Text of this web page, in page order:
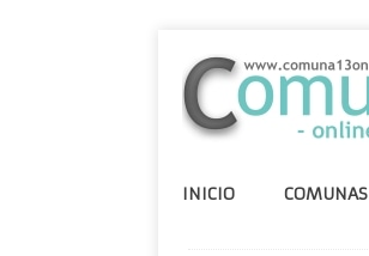
INICIO COMUNAS